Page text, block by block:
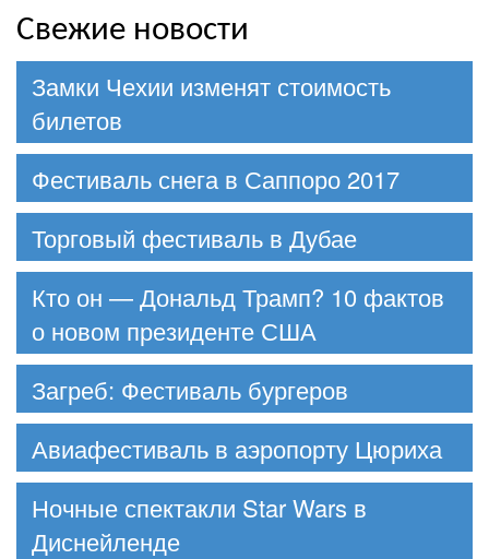
Свежие новости
Замки Чехии изменят стоимость
билетов
Фестиваль снега в Саппоро 2017
Торговый фестиваль в Дубае
Кто он — Дональд Трамп? 10 фактов
о новом президенте США
Загреб: Фестиваль бургеров
Авиафестиваль в аэропорту Цюриха
Ночные спектакли Star Wars в
Диснейленде